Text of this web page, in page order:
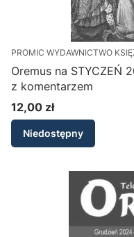
PROMIC WYDAWNICTWO
Oremus na STYCZEŃ 2025 - czytania na
z komentarzem
Cena
12,00 zł
Niedostępny